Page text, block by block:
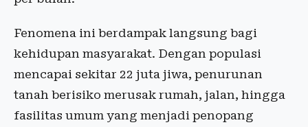
Fenomena ini berdampak langsung bagi
kehidupan masyarakat. Dengan populasi
mencapai sekitar 22 juta jiwa, penurunan
tanah berisiko merusak rumah, jalan, hingga
fasilitas umum yang menjadi penopang